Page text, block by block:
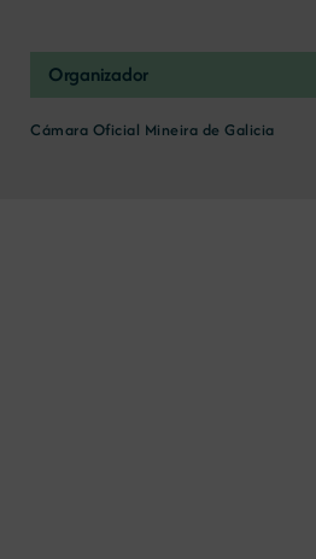
Organizador
Cámara Oficial Mineira de Galicia